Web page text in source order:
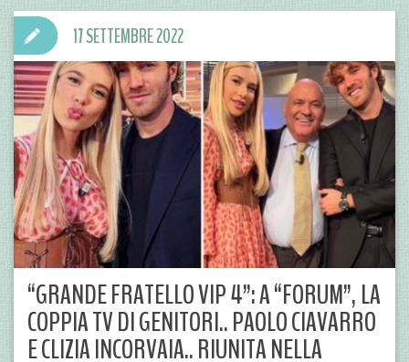
“GRANDE FRATELLO VIP 4”: A “FORUM”, LA
COPPIA TV DI GENITORI.. PAOLO CIAVARRO
E CLIZIA INCORVAIA.. RIUNITA NELLA
17 SETTEMBRE 2022